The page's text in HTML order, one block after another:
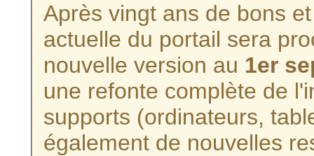
Après vingt ans de bons
actuelle du portail sera
nouvelle version au 1er
une refonte complète de
supports (ordinateurs,
également de nouvelles